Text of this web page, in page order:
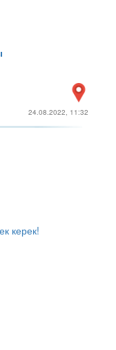
24.08.2022, 11:32
керек!